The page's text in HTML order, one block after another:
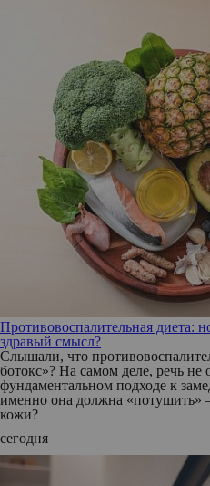
Противовоспалительная диета:
здравый смысл?
Слышали, что
ботокс»? На самом деле, речь не
фундаментальном подходе к
именно она должна «потушить»
кожи?
сегодня